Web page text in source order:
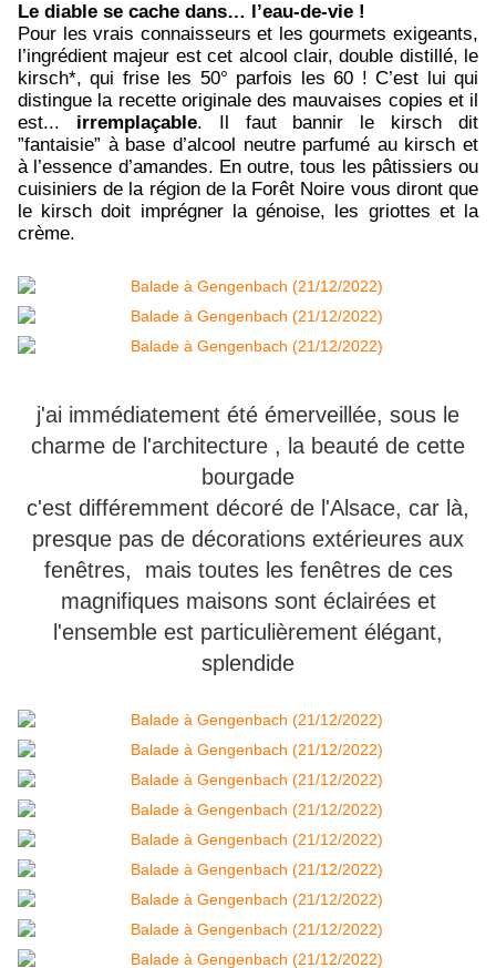
Le diable se cache dans… l’eau-de-vie !
Pour les vrais connaisseurs et les gourmets exigeants,
l’ingrédient majeur est cet alcool clair, double distillé, le
kirsch*, qui frise les 50° parfois les 60 ! C’est lui qui
distingue la recette originale des mauvaises copies et il
est...
irremplaçable. Il faut bannir le kirsch dit
”fantaisie” à base d’alcool neutre parfumé au kirsch et
à l’essence d’amandes. En outre, tous les pâtissiers ou
cuisiniers de la région de la Forêt Noire vous diront que
le kirsch doit imprégner la génoise, les griottes et la
crème.
j'ai immédiatement été émerveillée, sous le
charme de l'architecture , la beauté de cette
bourgade
c'est différemment décoré de l'Alsace, car là,
presque pas de décorations extérieures aux
fenêtres, mais toutes les fenêtres de ces
magnifiques maisons sont éclairées et
l'ensemble est particulièrement élégant,
splendide